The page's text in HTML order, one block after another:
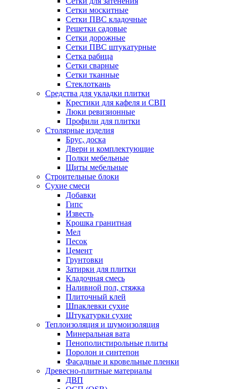
Сетки москитные
Сетки ПВС кладочные
Решетки садовые
Сетки дорожные
Сетки ПВС штукатурные
Сетка рабица
Сетки сварные
Сетки тканные
Стеклоткань
Средства для укладки плитки
Крестики для кафеля и СВП
Люки ревизионные
Профили для плитки
Столярные изделия
Брус, доска
Двери и комплектующие
Полки мебельные
Щиты мебельные
Строительные блоки
Сухие смеси
Добавки
Гипс
Известь
Крошка гранитная
Мел
Песок
Цемент
Грунтовки
Затирки для плитки
Кладочная смесь
Наливной пол, стяжка
Плиточный клей
Шпаклевки сухие
Штукатурки сухие
Теплоизоляция и шумоизоляция
Минеральная вата
Пенополистирольные плиты
Поролон и синтепон
Фасадные и кровельные пленки
Древесно-плитные материалы
ДВП